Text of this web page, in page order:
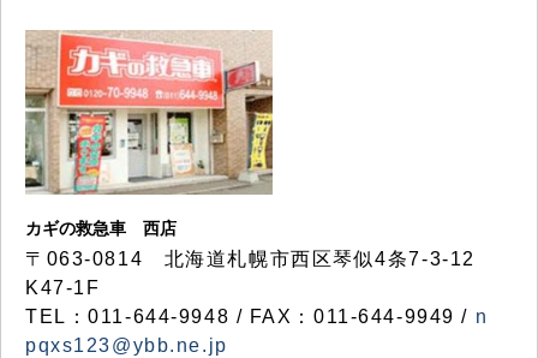
カギの救急車 西店
〒063-0814 北海道札幌市西区琴似4条7-3-12
K47-1F
TEL：011-644-9948 / FAX：011-644-9949 / n
pqxs123@ybb.ne.jp